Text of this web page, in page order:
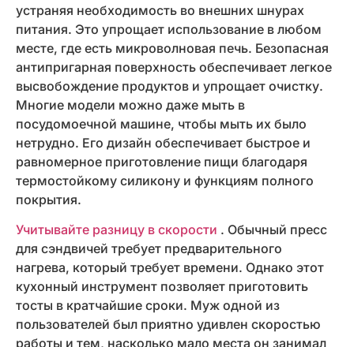
устраняя необходимость во внешних шнурах
питания. Это упрощает использование в любом
месте, где есть микроволновая печь. Безопасная
антипригарная поверхность обеспечивает легкое
высвобождение продуктов и упрощает очистку.
Многие модели можно даже мыть в
посудомоечной машине, чтобы мыть их было
нетрудно. Его дизайн обеспечивает быстрое и
равномерное приготовление пищи благодаря
термостойкому силикону и функциям полного
покрытия.
Учитывайте разницу в скорости . Обычный пресс
для сэндвичей требует предварительного
нагрева, который требует времени. Однако этот
кухонный инструмент позволяет приготовить
тосты в кратчайшие сроки. Муж одной из
пользователей был приятно удивлен скоростью
работы и тем, насколько мало места он занимал